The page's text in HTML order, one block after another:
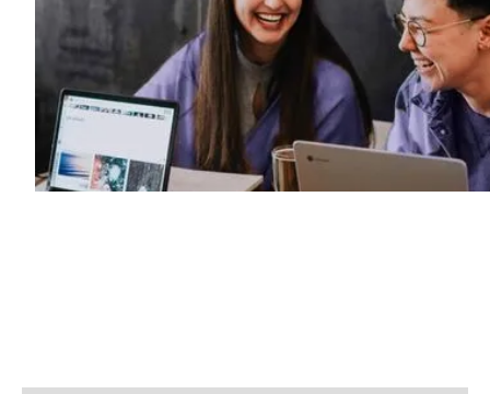
2
Number of Customers